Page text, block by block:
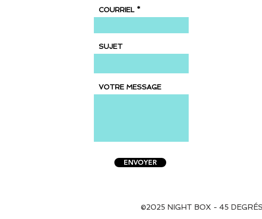
COURRIEL
SUJET
VOTRE MESSAGE
ENVOYER
©2025 NIGHT BOX - 45